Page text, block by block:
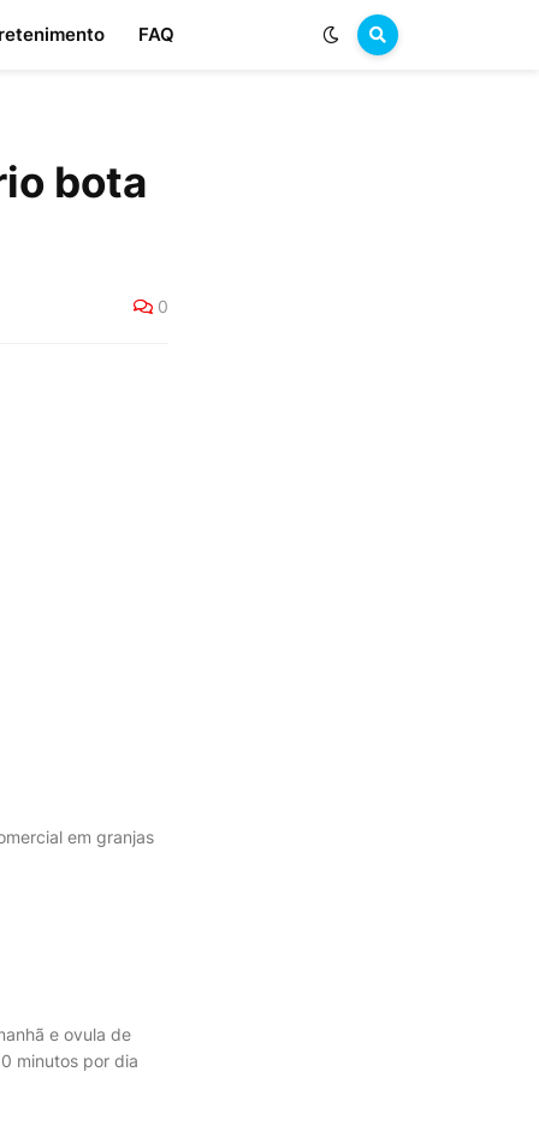
FAQ
bota
0
em granjas
e ovula de
minutos por dia